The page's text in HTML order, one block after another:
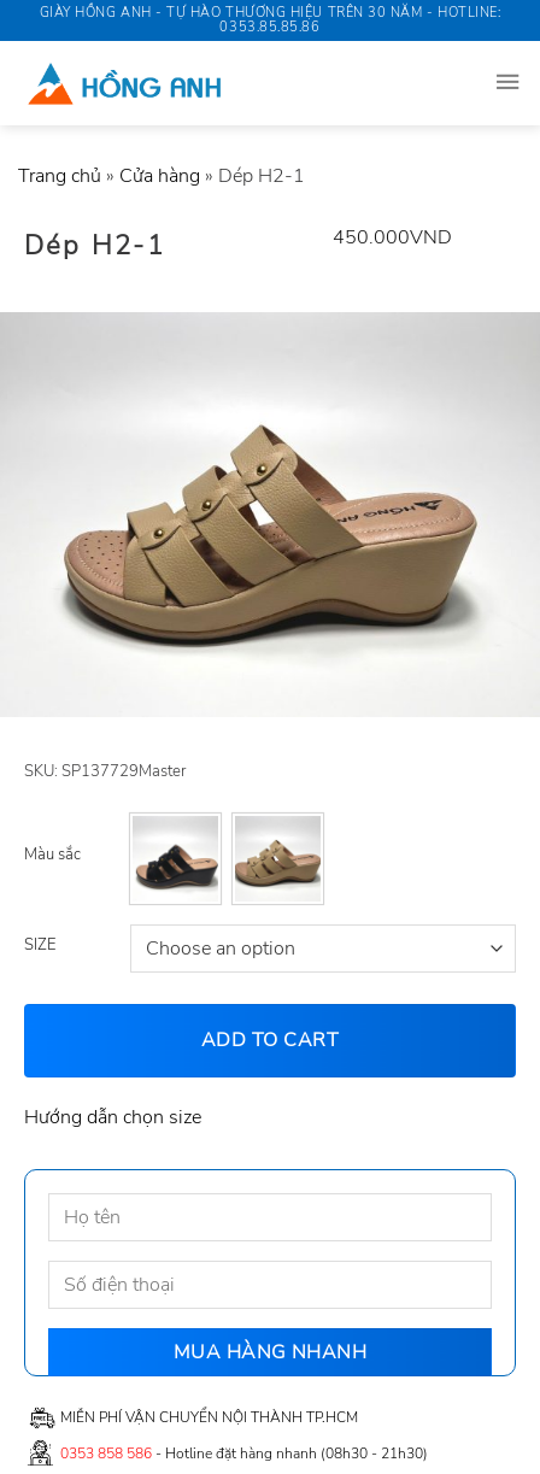
to
content
GIÀY HỒNG ANH - TỰ HÀO THƯƠNG HIỆU TRÊN 30 NĂM - HOTLINE:
0353.85.85.86
Trang chủ » Cửa hàng » Dép H2-1
Dép H2-1 450.000VND
SKU: SP137729Master
Màu sắc
SIZE
ADD TO CART
Hướng dẫn chọn size
MIỄN PHÍ VẬN CHUYỂN NỘI THÀNH TP.HCM
0353 858 586- Hotline đặt hàng nhanh (08h30 - 21h30)